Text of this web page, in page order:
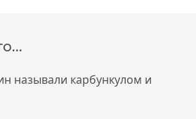
называли карбункулом и